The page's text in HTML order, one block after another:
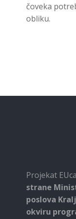
čoveka
obliku.
Projekat
strane
poslova
okviru